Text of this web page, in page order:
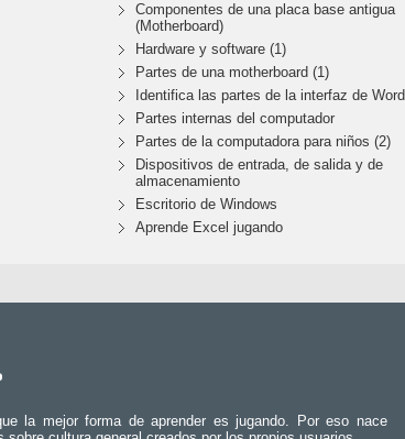
Componentes de una placa base antigua
(Motherboard)
Hardware y software (1)
Partes de una motherboard (1)
Identifica las partes de la interfaz de Word
Partes internas del computador
Partes de la computadora para niños (2)
Dispositivos de entrada, de salida y de
almacenamiento
Escritorio de Windows
Aprende Excel jugando
la mejor forma de aprender es jugando. Por eso nace